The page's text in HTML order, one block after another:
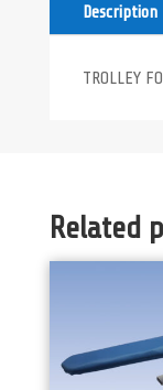
Description
TROLLEY
Related